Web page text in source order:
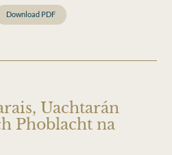
Download PDF
Uachtarán
Phoblacht na